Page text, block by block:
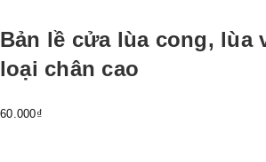
Bản lề cửa lùa cong, lùa
loại chân cao
60.000₫